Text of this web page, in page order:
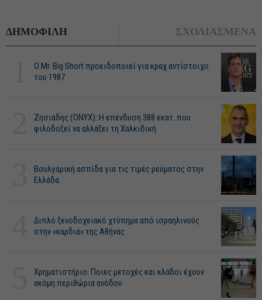
ΔΗΜΟΦΙΛΗ ΣΧΟΛΙΑΣΜΕΝΑ
O Mr. Big Short προειδοποιεί για κραχ αντίστοιχο
του 1987
Ζησιάδης (ONYX): Η επένδυση 388 εκατ. που
φιλοδοξεί να αλλάξει τη Χαλκιδική
Βουλγαρική ασπίδα για τις τιμές ρεύματος στην
Ελλάδα
Διπλό ξενοδοχειακό χτύπημα από ισραηλινούς
στην «καρδιά» της Αθήνας
Χρηματιστήριο: Ποιες μετοχές και κλάδοι έχουν
ακόμη περιθώρια ανόδου